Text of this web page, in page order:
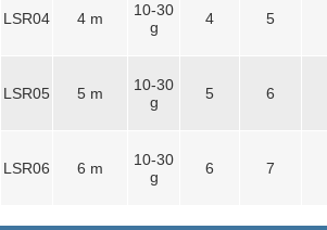
LSR04 4 m
10-30
g
4 5
LSR05 5 m
10-30
g
5 6
LSR06 6 m
10-30
g
6 7